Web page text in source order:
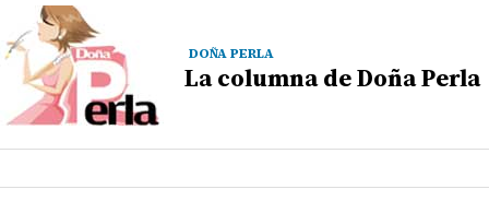
DOÑA PERLA
La columna de Doña Perla